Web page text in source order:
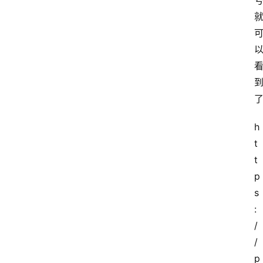
就
可
以
看
到
了
h
t
t
p
s
:
/
/
p